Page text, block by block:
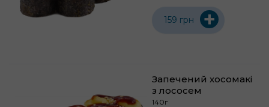
159 грн +
Запечений хосомакі
з лососем
140г